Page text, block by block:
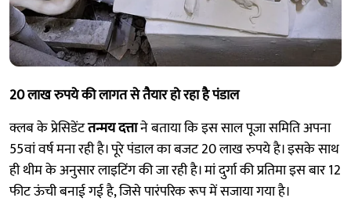
20 लाख रुपये की लागत से तैयार हो रहा है पंडाल
क्लब के प्रेसिडेंटतन्मय दत्ताने बताया कि इस साल पूजा समिति अपना
55वां वर्ष मना रही है। पूरे पंडाल का बजट 20 लाख रुपये है। इसके साथ
ही थीम के अनुसार लाइटिंग की जा रही है। मां दुर्गा की प्रतिमा इस बार 12
फीट ऊंची बनाई गई है, जिसे पारंपरिक रूप में सजाया गया है।